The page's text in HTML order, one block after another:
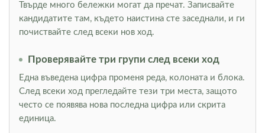
Твърде много бележки могат да пречат. Записвайте
кандидатите там, където наистина сте заседнали, и ги
почиствайте след всеки нов ход.
Проверявайте три групи след всеки ход
Една въведена цифра променя реда, колоната и блока.
След всеки ход прегледайте тези три места, защото
често се появява нова последна цифра или скрита
единица.